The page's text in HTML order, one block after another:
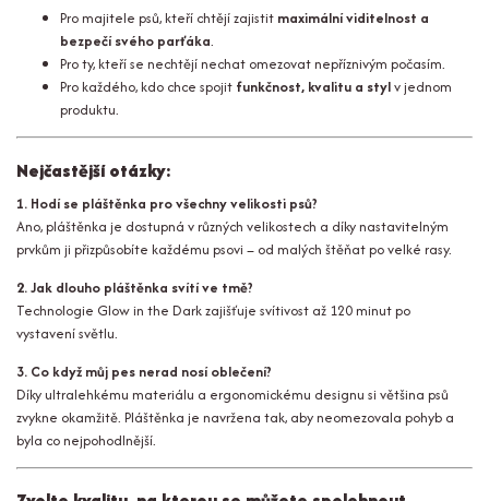
Pro majitele psů, kteří chtějí zajistit maximální viditelnost a
bezpečí svého parťáka.
Pro ty, kteří se nechtějí nechat omezovat nepříznivým počasím.
Pro každého, kdo chce spojit funkčnost, kvalitu a stylv jednom
produktu.
Nejčastější otázky:
1. Hodí se pláštěnka pro všechny velikosti psů?
Ano, pláštěnka je dostupná v různých velikostech a díky nastavitelným
prvkům ji přizpůsobíte každému psovi – od malých štěňat po velké rasy.
2. Jak dlouho pláštěnka svítí ve tmě?
Technologie Glow in the Dark zajišťuje svítivost až 120 minut po
vystavení světlu.
3. Co když můj pes nerad nosí oblečení?
Díky ultralehkému materiálu a ergonomickému designu si většina psů
zvykne okamžitě. Pláštěnka je navržena tak, aby neomezovala pohyb a
byla co nejpohodlnější.